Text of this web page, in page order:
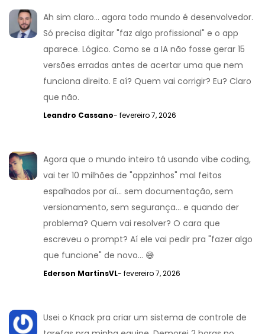
Ah sim claro... agora todo mundo é desenvolvedor.
Só precisa digitar "faz algo profissional" e o app
aparece. Lógico. Como se a IA não fosse gerar 15
versões erradas antes de acertar uma que nem
funciona direito. E aí? Quem vai corrigir? Eu? Claro
que não.
Leandro Cassano- fevereiro 7, 2026
Agora que o mundo inteiro tá usando vibe coding,
vai ter 10 milhões de "appzinhos" mal feitos
espalhados por aí... sem documentação, sem
versionamento, sem segurança... e quando der
problema? Quem vai resolver? O cara que
escreveu o prompt? Aí ele vai pedir pra "fazer algo
que funcione" de novo... 😅
Ederson MartinsVL- fevereiro 7, 2026
Usei o Knack pra criar um sistema de controle de